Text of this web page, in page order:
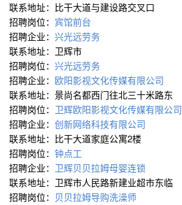
联系地址：比干大道与建设路交叉口
招聘岗位： 宾馆前台
招聘企业： 兴光远劳务
联系地址：卫辉市
招聘岗位： 兴光远劳务
招聘企业： 欧阳影视文化传媒有限公司
联系地址：景尚名都西门往北三十米路东
招聘岗位： 卫辉欧阳影视文化传媒有限公司
招聘企业： 创新网络科技有限公司
联系地址：比干大道家庭公寓2楼
招聘岗位： 钟点工
招聘企业： 卫辉贝贝拉姆母婴连锁
联系地址：卫辉市人民路新建业超市东临
招聘岗位： 贝贝拉姆导购洗澡师